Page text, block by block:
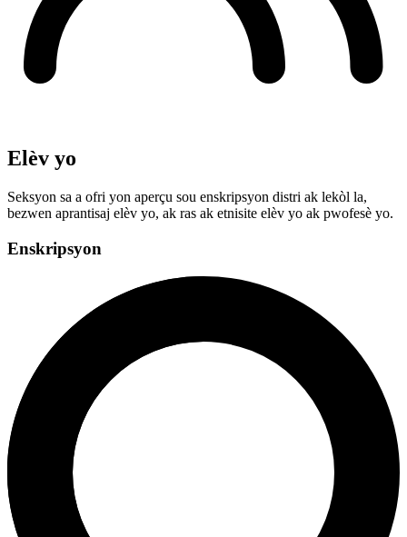
Elèv yo
Seksyon sa a ofri yon aperçu sou enskripsyon distri ak lekòl la,
bezwen aprantisaj elèv yo, ak ras ak etnisite elèv yo ak pwofesè yo.
Enskripsyon